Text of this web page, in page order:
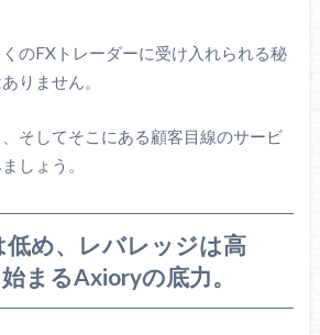
のFXトレーダーに受け入れられる秘
りません。
そしてそこにある顧客目線のサービ
しょう。
低め、レバレッジは高
まるAxioryの底力。